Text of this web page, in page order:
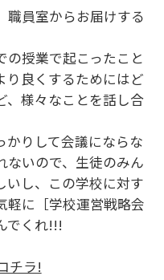
職員室からお届けする
の授業で起こったこと
り良くするためにはど
、様々なことを話し合
かりして会議にならな
ないので、生徒のみん
いし、この学校に対す
軽に［学校運営戦略会
でくれ!!!
チラ!